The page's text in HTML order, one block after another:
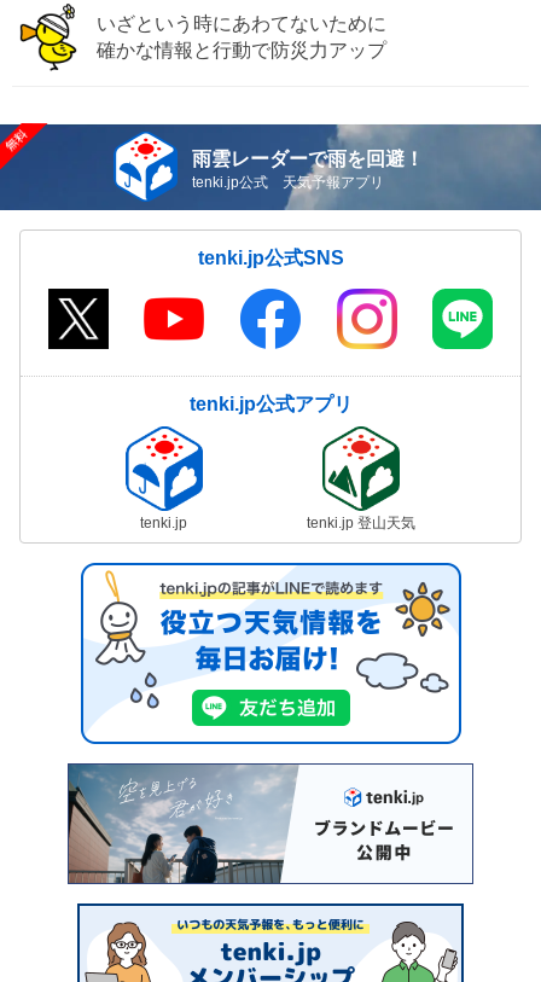
いざという時にあわてないために
確かな情報と行動で防災力アップ
雨雲レーダーで雨を回避！
tenki.jp公式 天気予報アプリ
tenki.jp公式SNS
tenki.jp公式アプリ
tenki.jp tenki.jp 登山天気